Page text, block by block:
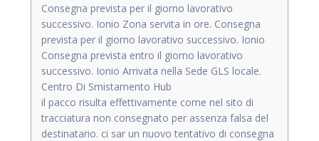
Consegna prevista per il giorno lavorativo
successivo. Ionio Zona servita in ore. Consegna
prevista per il giorno lavorativo successivo. Ionio
Consegna prevista entro il giorno lavorativo
successivo. Ionio Arrivata nella Sede GLS locale.
Centro Di Smistamento Hub
il pacco risulta effettivamente come nel sito di
tracciatura non consegnato per assenza falsa del
destinatario. ci sar un nuovo tentativo di consegna